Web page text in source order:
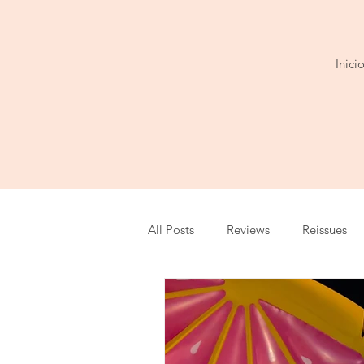
Inicio
All Posts Reviews Reissues
Series Show
Festival Cobertura